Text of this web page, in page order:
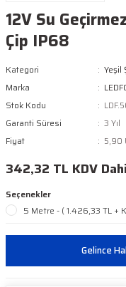
12V Su
Çip IP68
Kategori Yeşil
Marka
Stok Kodu
Garanti Süresi
3 Yıl
Fiyat
5,90
342,32 TL KDV
Seçenekler
5 Metre - ( 1.426,33 TL +
Gelince